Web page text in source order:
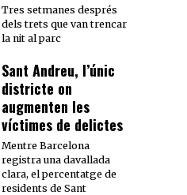
Tres setmanes després
dels trets que van trencar
la nit al parc
Sant Andreu, l’únic
districte on
augmenten les
víctimes de delictes
Mentre Barcelona
registra una davallada
clara, el percentatge de
residents de Sant